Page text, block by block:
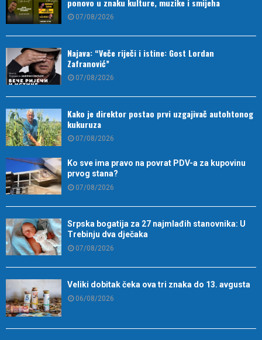
ponovo u znaku kulture, muzike i smijeha
07/08/2026
Najava: “Veče riječi i istine: Gost Lordan
Zafranović”
07/08/2026
Kako je direktor postao prvi uzgajivač autohtonog
kukuruza
07/08/2026
Ko sve ima pravo na povrat PDV-a za kupovinu
prvog stana?
07/08/2026
Srpska bogatija za 27 najmlađih stanovnika: U
Trebinju dva dječaka
07/08/2026
Veliki dobitak čeka ova tri znaka do 13. avgusta
06/08/2026